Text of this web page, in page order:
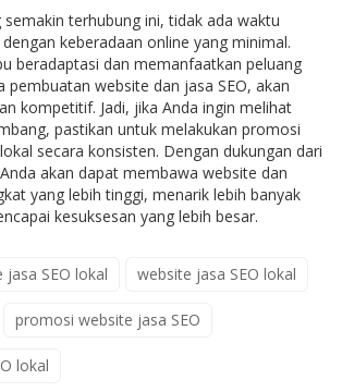
terhubung ini, tidak ada waktu
keberadaan online yang minimal.
beradaptasi dan memanfaatkan peluang
pembuatan website dan jasa SEO, akan
kompetitif. Jadi, jika Anda ingin melihat
pastikan untuk melakukan promosi
secara konsisten. Dengan dukungan dari
akan dapat membawa website dan
yang lebih tinggi, menarik lebih banyak
kesuksesan yang lebih besar.
SEO lokal website jasa SEO lokal
promosi website jasa SEO
lokal